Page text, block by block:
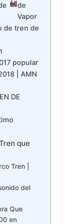
de
Vapor
de tren de
popular
| AMN
DE
que
Tren |
del
Que
en